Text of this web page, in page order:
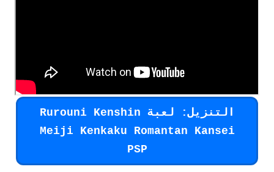
التنزيل: لعبة Rurouni Kenshin
Meiji Kenkaku Romantan Kansei
PSP